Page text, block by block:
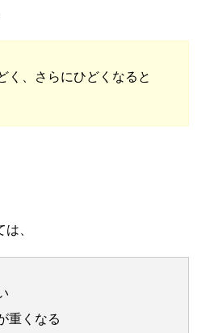
く、さらにひどくなると
、
重くなる